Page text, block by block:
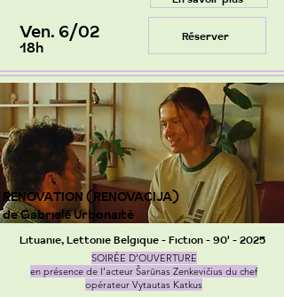
Ven. 6/02
18h
Réserver
RENOVATION (RENOVACIJA)
de Gabrielė Urbonaitė
Lituanie, Lettonie Belgique - Fiction - 90' - 2025
SOIRÉE D’OUVERTURE
en présence de l’acteur Šarūnas Zenkevičius du chef
opérateur Vytautas Katkus